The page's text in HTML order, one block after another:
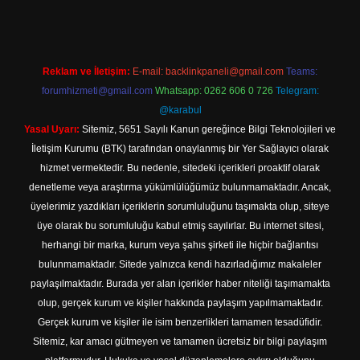
Reklam ve İletişim: E-mail: backlinkpaneli@gmail.com Teams:
forumhizmeti@gmail.com Whatsapp: 0262 606 0 726 Telegram:
@karabul
Yasal Uyarı: Sitemiz, 5651 Sayılı Kanun gereğince Bilgi Teknolojileri ve
İletişim Kurumu (BTK) tarafından onaylanmış bir Yer Sağlayıcı olarak
hizmet vermektedir. Bu nedenle, sitedeki içerikleri proaktif olarak
denetleme veya araştırma yükümlülüğümüz bulunmamaktadır. Ancak,
üyelerimiz yazdıkları içeriklerin sorumluluğunu taşımakta olup, siteye
üye olarak bu sorumluluğu kabul etmiş sayılırlar. Bu internet sitesi,
herhangi bir marka, kurum veya şahıs şirketi ile hiçbir bağlantısı
bulunmamaktadır. Sitede yalnızca kendi hazırladığımız makaleler
paylaşılmaktadır. Burada yer alan içerikler haber niteliği taşımamakta
olup, gerçek kurum ve kişiler hakkında paylaşım yapılmamaktadır.
Gerçek kurum ve kişiler ile isim benzerlikleri tamamen tesadüfidir.
Sitemiz, kar amacı gütmeyen ve tamamen ücretsiz bir bilgi paylaşım